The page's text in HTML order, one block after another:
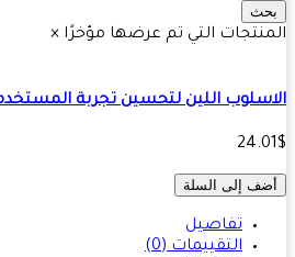
التي تم عرضها مؤخرًا ×
اللين لتحسين تجربة المستخدم
إلى السلة
تفاصيل
التقييمات (0)